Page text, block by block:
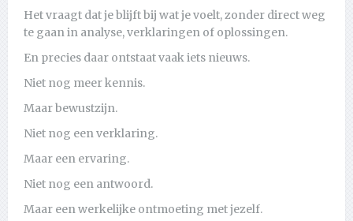
Het vraagt dat je blijft bij wat je voelt, zonder direct weg
te gaan in analyse, verklaringen of oplossingen.
En precies daar ontstaat vaak iets nieuws.
Niet nog meer kennis.
Maar bewustzijn.
Niet nog een verklaring.
Maar een ervaring.
Niet nog een antwoord.
Maar een werkelijke ontmoeting met jezelf.